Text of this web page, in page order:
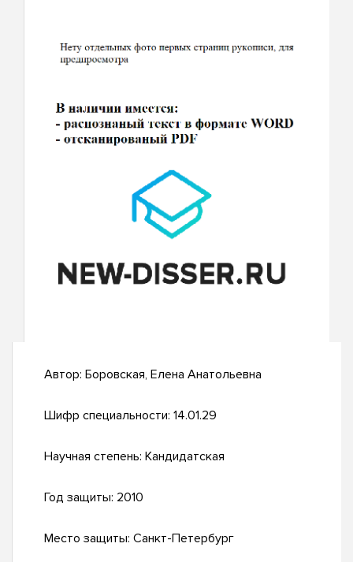
Автор: Боровская, Елена Анатольевна
Шифр специальности: 14.01.29
Научная степень: Кандидатская
Год защиты: 2010
Место защиты: Санкт-Петербург